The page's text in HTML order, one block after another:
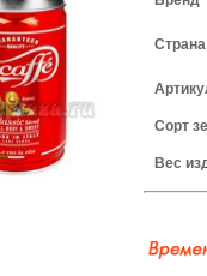
Сорт
Вес